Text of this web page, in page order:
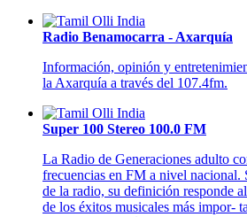
Radio Benamocarra - Axarquía
Información, opinión y
la Axarquía a través del 107.4fm.
Super 100 Stereo 100.0 FM
La Radio de Generaciones adulto
frecuencias en FM a nivel nacional.
de la radio, su definición responde
de los éxitos musicales más impor-